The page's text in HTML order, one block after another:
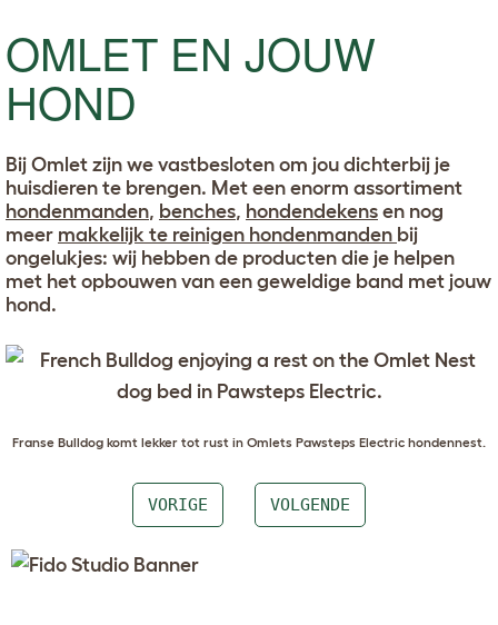
OMLET EN JOUW
HOND
Bij Omlet zijn we vastbesloten om jou dichterbij je
huisdieren te brengen. Met een enorm assortiment
hondenmanden, benches, hondendekens en nog
meer makkelijk te reinigen hondenmanden bij
ongelukjes: wij hebben de producten die je helpen
met het opbouwen van een geweldige band met jouw
hond.
Franse Bulldog komt lekker tot rust in Omlets Pawsteps Electric hondennest
VORIGE VOLGENDE